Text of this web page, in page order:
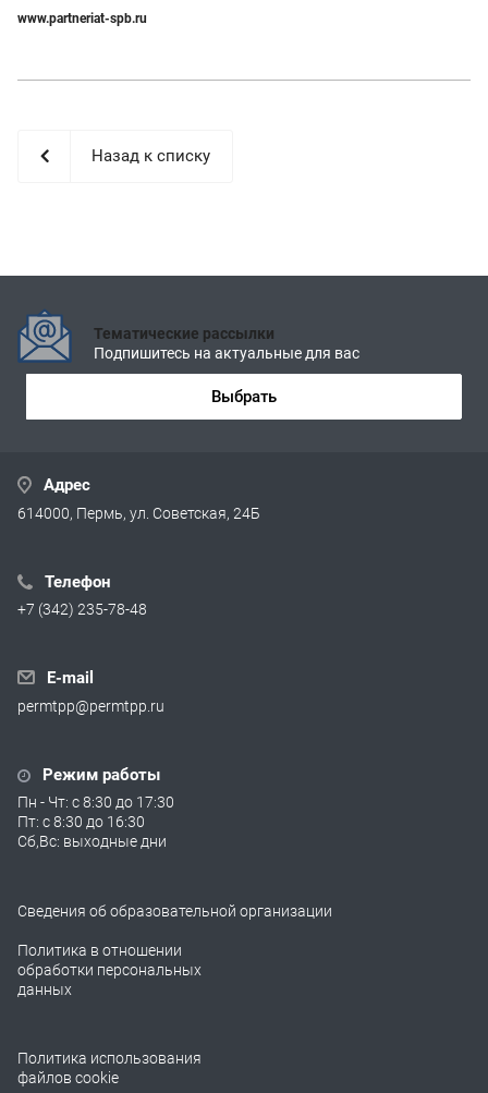
www.partneriat-spb.ru
Назад к списку
Тематические рассылки
Подпишитесь на актуальные для вас
Выбрать
Адрес
614000, Пермь, ул. Советская, 24Б
Телефон
+7 (342) 235-78-48
E-mail
permtpp@permtpp.ru
Режим работы
Пн - Чт: с 8:30 до 17:30
Пт: с 8:30 до 16:30
Сб,Вс: выходные дни
Сведения об образовательной организации
Политика в отношении
обработки персональных
данных
Политика использования
файлов cookie